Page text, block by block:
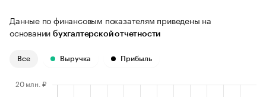
Данные по финансовым показателям приведены на
основании бухгалтерской отчетности
Все Выручка Прибыль